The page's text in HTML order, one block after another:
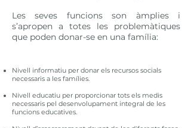
Les seves funcions son àmplies i
s’apropen a totes les problemàtiques
que poden donar-se en una família:
Nivell informatiu per donar els recursos socials
necessaris a les famílies.
Nivell educatiu per proporcionar tots els medis
necessaris pel desenvolupament integral de les
funcions educatives.